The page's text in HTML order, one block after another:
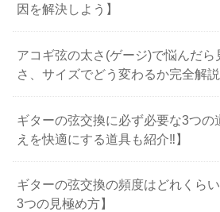
因を解決しよう】
アコギ弦の太さ(ゲージ)で悩んだら
さ、サイズでどう変わるか完全解説
ギターの弦交換に必ず必要な3つの
えを快適にする道具も紹介‼︎】
ギターの弦交換の頻度はどれくら
3つの見極め方】